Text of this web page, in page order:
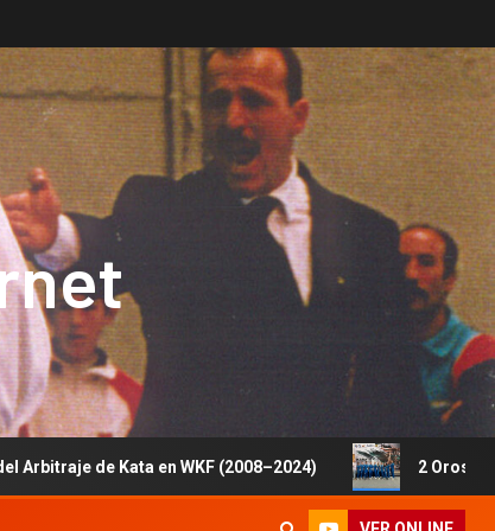
en WKF (2008–2024) 2 Oros, 1 Plata y 5